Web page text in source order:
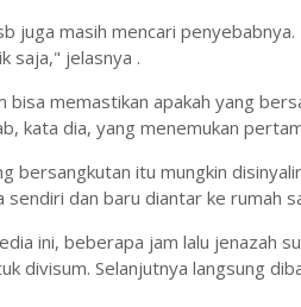
juga masih mencari penyebabnya.
saja," jelasnya .
bisa memastikan apakah yang
kata dia, yang menemukan
bersangkutan itu mungkin
sendiri dan baru diantar ke rumah
ini, beberapa jam lalu jenazah
divisum. Selanjutnya langsung